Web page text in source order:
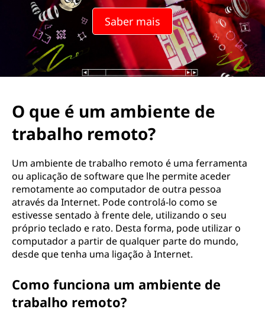
t
Saber mais
O que é um ambiente de
trabalho remoto?
Um ambiente de trabalho remoto é uma ferramenta
ou aplicação de software que lhe permite aceder
remotamente ao computador de outra pessoa
através da Internet. Pode controlá-lo como se
estivesse sentado à frente dele, utilizando o seu
próprio teclado e rato. Desta forma, pode utilizar o
computador a partir de qualquer parte do mundo,
desde que tenha uma ligação à Internet.
Como funciona um ambiente de
trabalho remoto?